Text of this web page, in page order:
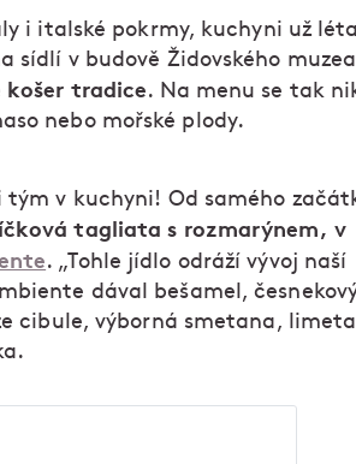
i italské pokrmy, kuchyni už léta
sídlí v budově Židovského
tradice. Na menu se tak
nebo mořské plody.
tým v kuchyni! Od samého
tagliata s rozmarýnem, v
. „Tohle jídlo odráží vývoj naší
dával bešamel,
cibule, výborná smetana,